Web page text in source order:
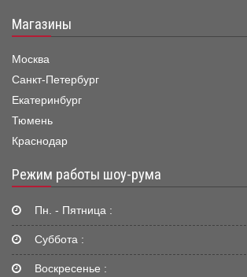
Магазины
Москва
Санкт-Петербург
Екатеринбург
Тюмень
Краснодар
Режим работы шоу-рума
Пн. - Пятница :
Суббота :
Воскресенье :